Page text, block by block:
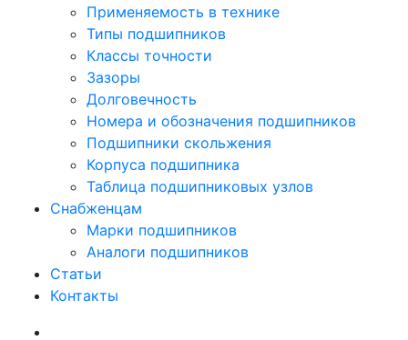
Применяемость в технике
Типы подшипников
Классы точности
Зазоры
Долговечность
Номера и обозначения подшипников
Подшипники скольжения
Корпуса подшипника
Таблица подшипниковых узлов
Снабженцам
Марки подшипников
Аналоги подшипников
Статьи
Контакты